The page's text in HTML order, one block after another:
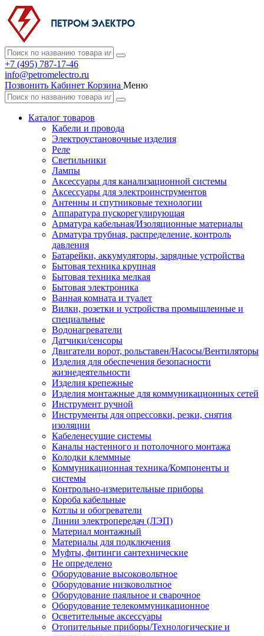
+7 (495) 787-17-46
info@petromelectro.ru
Позвонить Кабинет Корзина Меню
Каталог товаров
Кабели и провода
Электроустановочные изделия
Реле
Светильники
Лампы
Аксессуары для канализационной системы
Аксессуары для электроинструментов
Антенны и спутниковые технологии
Аппаратура пускорегулирующая
Арматура кабельная/Изоляционные материалы
Арматура трубная, распределение, контроль
давления
Батарейки, аккумуляторы, зарядные устройства
Бытовая техника крупная
Бытовая техника мелкая
Бытовая электроника
Ванная комната и туалет
Вилки, розетки и устройства промышленные и
специальные
Водонагреватели
Датчики/сенсоры
Двигатели ворот, рольставен/Насосы/Вентиляторы
Изделия для обеспечения безопасности
жизнедеятельности
Изделия крепежные
Изделия монтажные для коммуникационных сетей
Инструмент ручной
Инструменты для опрессовки, резки, снятия
изоляции
Кабеленесущие системы
Каналы настенного и потолочного монтажа
Колодки клеммные
Коммуникационная техника/Компоненты и
системы
Контрольно-измерительные приборы
Короба кабельные
Котлы и обогреватели
Линии электропередач (ЛЭП)
Материал монтажный
Материалы для подключения
Муфты, фитинги сантехнические
Не определено
Оборудование высоковольтное
Оборудование низковольтное
Оборудование паяльное и сварочное
Оборудование телекоммуникационное
Осветительные аксессуары
Отопительные приборы/Технологические и